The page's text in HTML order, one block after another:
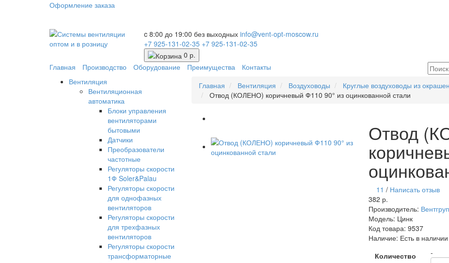
Оформление заказа
c 8:00 до 19:00 без выходных info@vent-opt-moscow.ru
+7 925-131-02-35 +7 925-131-02-35
0 р.
Главная
Производство Оборудование Преимущества
Контакты
Вентиляция
Вентиляционная
автоматика
Блоки управления
вентиляторами
бытовыми
Датчики
Преобразователи
частотные
Регуляторы скорости
1Ф Soler&Palau
Регуляторы скорости
для однофазных
вентиляторов
Регуляторы скорости
для трехфазных
вентиляторов
Регуляторы скорости
трансформаторные
Главная Вентиляция Воздуховоды
Круглые воздуховоды из
Отвод (КОЛЕНО) коричневый Ф110 90° из оцинкованной стали
Отвод
11 / Написать отзыв
382 р.
Производитель:
Модель: Цинк
Код товара:9537
Наличие: Есть в наличии
Количество
-